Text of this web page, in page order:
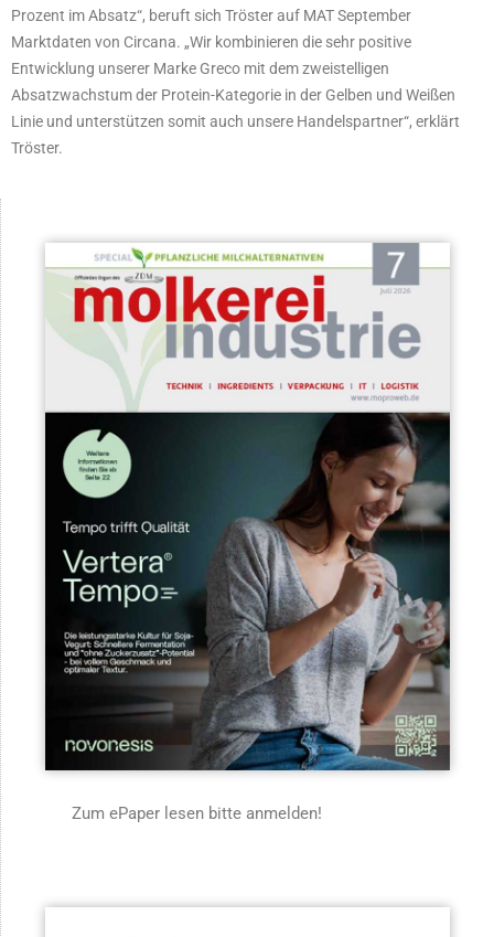
Prozent im Absatz“, beruft sich Tröster auf MAT September
Marktdaten von Circana. „Wir kombinieren die sehr positive
Entwicklung unserer Marke Greco mit dem zweistelligen
Absatzwachstum der Protein-Kategorie in der Gelben und Weißen
Linie und unterstützen somit auch unsere Handelspartner“, erklärt
Tröster.
Zum ePaper lesen bitte anmelden!